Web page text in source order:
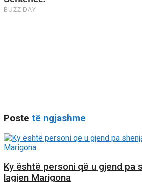
Poste të ngjashme
Ky është personi që u gjend pa
lagjen Marigona